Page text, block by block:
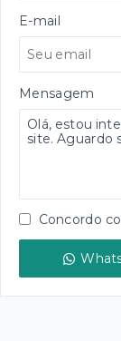
E-mail
Mensagem
Concordo